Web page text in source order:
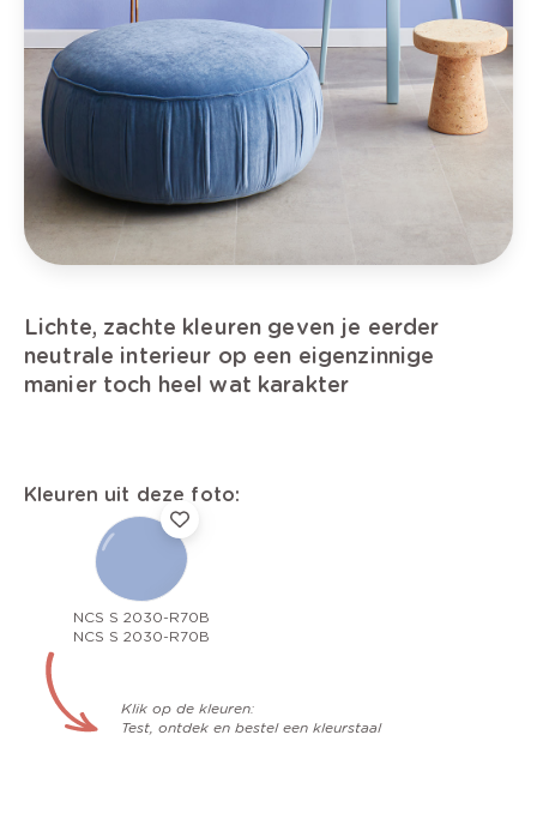
Lichte, zachte kleuren geven je eerder
neutrale interieur op een eigenzinnige
manier toch heel wat karakter
Kleuren uit deze foto:
NCS S 2030-R70B
NCS S 2030-R70B
Klik op de kleuren:
Test, ontdek en bestel een kleurstaal